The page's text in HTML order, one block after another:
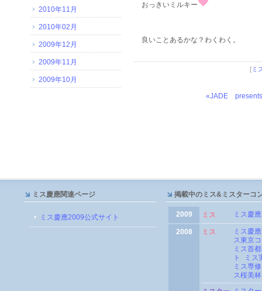
おっきいミルキー
良いことあるかな？わくわく。
[ ミ
«JADE
2010年11月
2010年02月
2009年12月
2009年11月
2009年10月
ミス慶應関連ページ
ミス慶應2009公式サイト
掲載中のミス&ミスターコ
2009 ミス ミス慶
2008 ミス
ミス慶
ス東京
ミス首
ト
ミス
ミス専
ス桜美